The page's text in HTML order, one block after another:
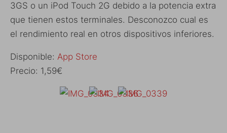
3GS o un iPod Touch 2G debido a la potencia extra
que tienen estos terminales. Desconozco cual es
el rendimiento real en otros dispositivos inferiores.
Disponible: App Store
Precio: 1,59€